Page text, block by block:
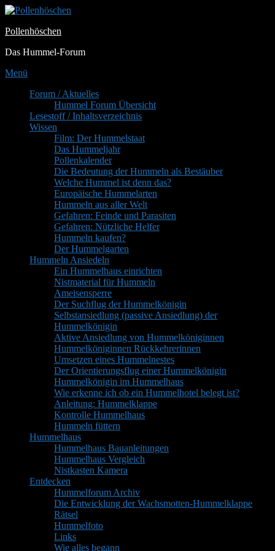
Zum
springen
Pollenhöschen
Das Hummel-Forum
Menü
PrimäresForum / Aktuelles
Hummel Forum Übersicht
Lesestoff / Inhaltsverzeichnis
Wissen
Film: Der Hummelstaat
Das Hummeljahr
Pollenkalender
Die Bedeutung der Hummeln als Bestäuber
Welche Hummel ist denn das?
Europäische Hummelarten
Hummeln aus aller Welt
Gefahren: Feinde und Parasiten
Gefahren: Nützliche Helfer
Hummeln kaufen?
Der Hummelgarten
Hummeln Ansiedeln
Ein Hummelhaus einrichten
Nistmaterial für Hummeln
Ameisensperre
Der Suchflug der Hummelkönigin
Selbstansiedlung (passive Ansiedlung) der
Hummelkönigin
Aktive Ansiedlung von Hummelköniginnen
Hummelköniginnen Rückkehrerinnen
Umsetzen eines Hummelnestes
Der Orientierungsflug einer Hummelkönigin
Hummelkönigin im Hummelhaus
Wie erkenne ich ob ein Hummelhotel belegt ist?
Anleitung: Hummelklappe
Kontrolle Hummelhaus
Hummeln füttern
Hummelhaus
Hummelhaus Bauanleitungen
Hummelhaus Vergleich
Nistkasten Kamera
Entdecken
Hummelforum Archiv
Die Entwicklung der Wachsmotten-Hummelklappe
Rätsel
Hummelfoto
Links
Wie alles begann